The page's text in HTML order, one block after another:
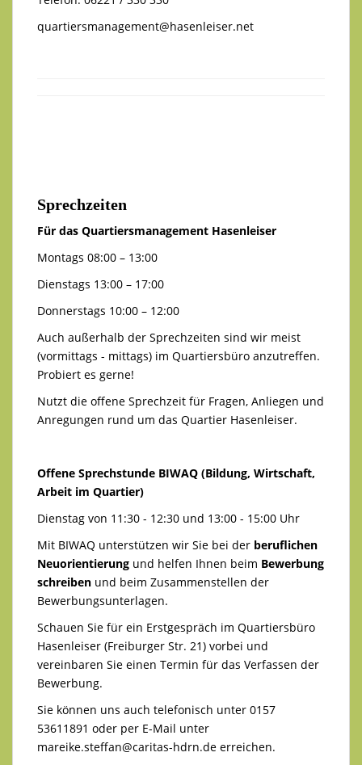
quartiersmanagement@hasenleiser.net
Sprechzeiten
Für das Quartiersmanagement Hasenleiser
Montags 08:00 – 13:00
Dienstags 13:00 – 17:00
Donnerstags 10:00 – 12:00
Auch außerhalb der Sprechzeiten sind wir meist
(vormittags - mittags) im Quartiersbüro anzutreffen.
Probiert es gerne!
Nutzt die offene Sprechzeit für Fragen, Anliegen und
Anregungen rund um das Quartier Hasenleiser.
Offene Sprechstunde BIWAQ (Bildung, Wirtschaft,
Arbeit im Quartier)
Dienstag von 11:30 - 12:30 und 13:00 - 15:00 Uhr
Mit BIWAQ unterstützen wir Sie bei der beruflichen
Neuorientierung und helfen Ihnen beim Bewerbung
schreiben und beim Zusammenstellen der
Bewerbungsunterlagen.
Schauen Sie für ein Erstgespräch im Quartiersbüro
Hasenleiser (Freiburger Str. 21) vorbei und
vereinbaren Sie einen Termin für das Verfassen der
Bewerbung.
Sie können uns auch telefonisch unter 0157
53611891 oder per E-Mail unter
mareike.steffan@caritas-hdrn.de erreichen.